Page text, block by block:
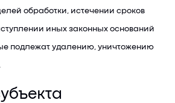
обработки, истечении сроков
иных законных оснований
подлежат удалению, уничтожению